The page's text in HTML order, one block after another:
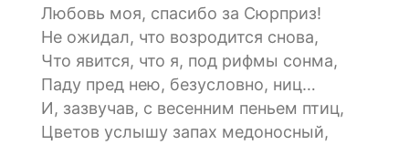
Любовь моя, спасибо за Сюрприз!
Не ожидал, что возродится снова,
Что явится, что я, под рифмы сонма,
Паду пред нею, безусловно, ниц…
И, зазвучав, с весенним пеньем птиц,
Цветов услышу запах медоносный,